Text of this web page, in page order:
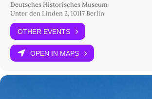
Deutsches Historisches Museum
Unter den Linden 2, 10117 Berlin
OTHER EVENTS
OPEN IN MAPS